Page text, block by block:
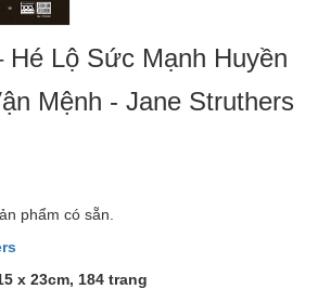
Hé Lộ Sức Mạnh Huyền
Mệnh - Jane Struthers
phẩm có sẵn.
x 23cm, 184 trang